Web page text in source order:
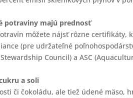
potraviny majú prednosť
môžete nájsť rôzne
(pre udržateľné
Council) a ASC
a soli
či čokoládu, ale tiež údené